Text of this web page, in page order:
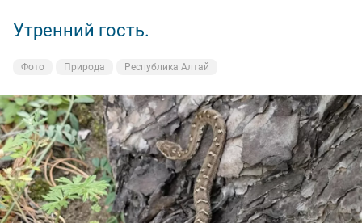
Утренний гость.
Фото Природа Республика Алтай
Не ждали
Фото Природа Республика Алтай
Была Лиственница
Фото Природа Республика Алтай